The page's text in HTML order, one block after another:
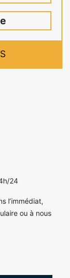
24
l’immédiat,
ou à nous